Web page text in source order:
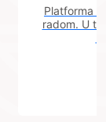
Platforma
radom. U